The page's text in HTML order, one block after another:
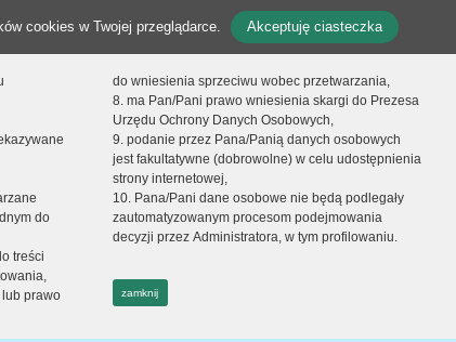
cookies w Twojej przeglądarce. Akceptuję ciasteczka
do
treści
prawo
do wniesienia sprzeciwu wobec przetwarzania,
8. ma Pan/Pani prawo wniesienia skargi do Prezesa
Urzędu Ochrony Danych Osobowych,
9. podanie przez Pana/Panią danych osobowych
jest fakultatywne (dobrowolne) w celu udostępnienia
strony internetowej,
10. Pana/Pani dane osobowe nie będą podlegały
zautomatyzowanym procesom podejmowania
decyzji przez Administratora, w tym profilowaniu.
zamknij